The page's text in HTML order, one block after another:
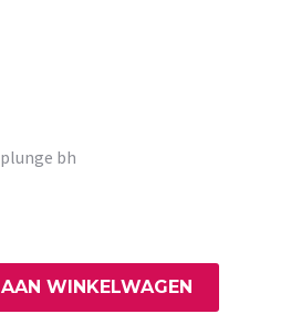
bh
WINKELWAGEN